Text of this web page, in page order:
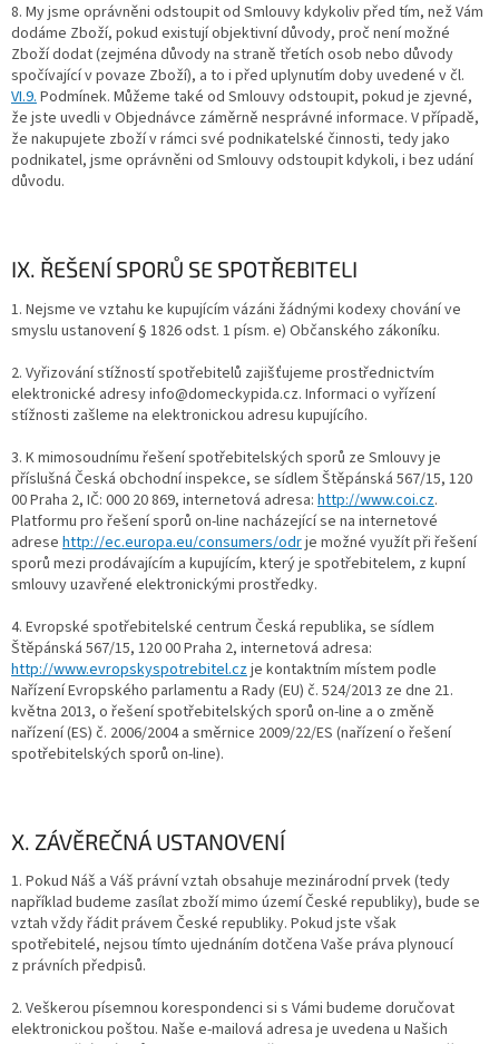
8. My jsme oprávněni odstoupit od Smlouvy kdykoliv před tím, než Vám
dodáme Zboží, pokud existují objektivní důvody, proč není možné
Zboží dodat (zejména důvody na straně třetích osob nebo důvody
spočívající v povaze Zboží), a to i před uplynutím doby uvedené v čl.
VI.9.Podmínek. Můžeme také od Smlouvy odstoupit, pokud je zjevné,
že jste uvedli v Objednávce záměrně nesprávné informace. V případě,
že nakupujete zboží v rámci své podnikatelské činnosti, tedy jako
podnikatel, jsme oprávněni od Smlouvy odstoupit kdykoli, i bez udání
důvodu.
IX. ŘEŠENÍ SPORŮ SE SPOTŘEBITELI
1. Nejsme ve vztahu ke kupujícím vázáni žádnými kodexy chování ve
smyslu ustanovení § 1826 odst. 1 písm. e) Občanského zákoníku.
2. Vyřizování stížností spotřebitelů zajišťujeme prostřednictvím
elektronické adresy info@domeckypida.cz. Informaci o vyřízení
stížnosti zašleme na elektronickou adresu kupujícího.
3. K mimosoudnímu řešení spotřebitelských sporů ze Smlouvy je
příslušná Česká obchodní inspekce, se sídlem Štěpánská 567/15, 120
00 Praha 2, IČ: 000 20 869, internetová adresa: http://www.coi.cz.
Platformu pro řešení sporů on-line nacházející se na internetové
adrese http://ec.europa.eu/consumers/odrje možné využít při řešení
sporů mezi prodávajícím a kupujícím, který je spotřebitelem, z kupní
smlouvy uzavřené elektronickými prostředky.
4. Evropské spotřebitelské centrum Česká republika, se sídlem
Štěpánská 567/15, 120 00 Praha 2, internetová adresa:
http://www.evropskyspotrebitel.czje kontaktním místem podle
Nařízení Evropského parlamentu a Rady (EU) č. 524/2013 ze dne 21.
května 2013, o řešení spotřebitelských sporů on-line a o změně
nařízení (ES) č. 2006/2004 a směrnice 2009/22/ES (nařízení o řešení
spotřebitelských sporů on-line).
X. ZÁVĚREČNÁ USTANOVENÍ
1. Pokud Náš a Váš právní vztah obsahuje mezinárodní prvek (tedy
například budeme zasílat zboží mimo území České republiky), bude se
vztah vždy řádit právem České republiky. Pokud jste však
spotřebitelé, nejsou tímto ujednáním dotčena Vaše práva plynoucí
z právních předpisů.
2. Veškerou písemnou korespondenci si s Vámi budeme doručovat
elektronickou poštou. Naše e-mailová adresa je uvedena u Našich